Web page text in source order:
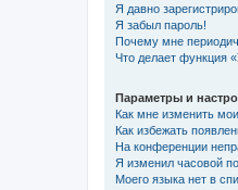
Я давно
Я забыл пароль!
Почему мне
Что делает функция
Параметры и
Как мне изменить
Как избежать
На конференции
Я изменил часовой
Моего языка нет в